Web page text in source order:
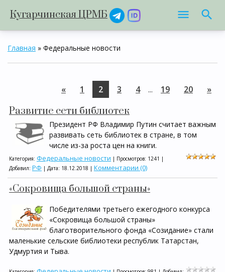
Кугарчинская ЦРМБ
Главная » Федеральные новости
« 1 2 3 4 ... 19 20 »
Развитие сети библиотек
Президент РФ Владимир Путин считает важным
развивать сеть библиотек в стране, в том
числе из-за роста цен на книги.
Категория: Федеральные новости | Просмотров: 1241 |
Добавил: РФ | Дата: 18.12.2018 | Комментарии (0)
«Сокровища большой страны»
Победителями третьего ежегодного конкурса
«Сокровища большой страны»
благотворительного фонда «Созидание» стали
маленькие сельские библиотеки республик Татарстан,
Удмуртия и Тыва.